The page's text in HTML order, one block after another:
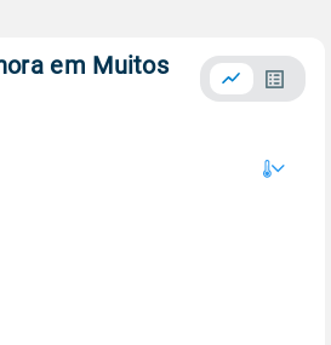
em Muitos